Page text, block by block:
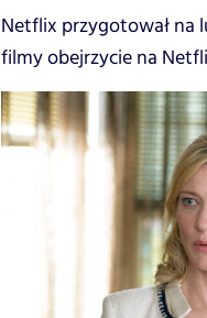
Netflix przygotował na
filmy obejrzycie na